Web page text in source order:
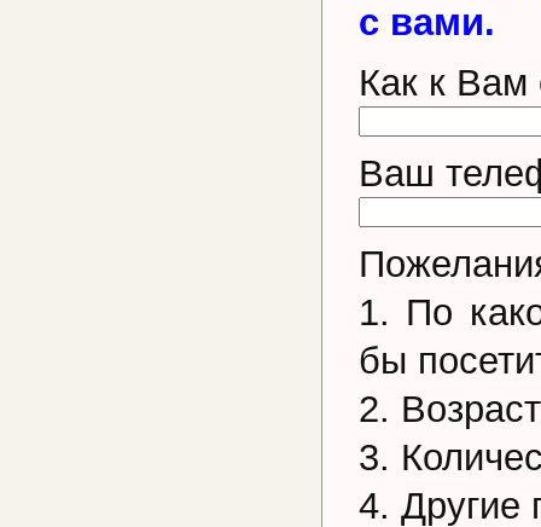
с вами.
Как к Вам
Ваш
1. По
бы
2.
3.
4. Другие